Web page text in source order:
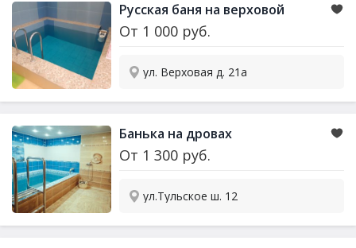
Русская баня на верховой
От 1 000 руб.
ул. Верховая д. 21а
Банька на дровах
От 1 300 руб.
ул.Тульское ш. 12